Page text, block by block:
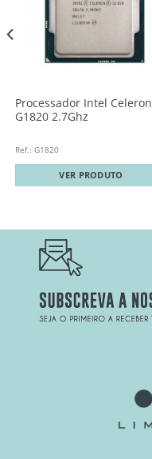
Processador Intel Celeron
G1820 2.7Ghz
Ref.: G1820
VER PRODUTO